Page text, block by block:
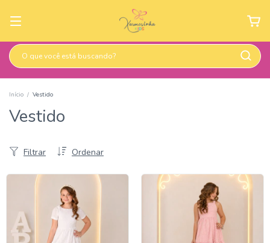
Início / Vestido
Vestido
Ordenar
Filtrar